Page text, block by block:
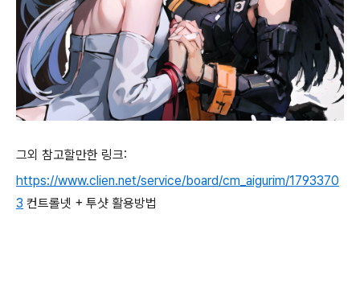
그외 참고할만한 링크:
https://www.clien.net/service/board/cm_aigurim/1793370
3 컨트롤넷 + 투샷 활용방법